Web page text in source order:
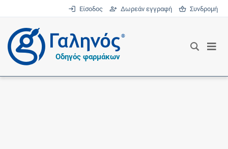
Είσοδος Δωρεάν εγγραφή Συνδρομή
®
Οδηγός φαρμάκων